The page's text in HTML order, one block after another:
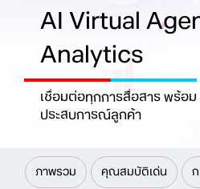
AI Virtual
Analytics
เชื่อมต่อทุกการสื่อสาร พร้อ
ประสบการณ์ลูกค้า
ภาพรวม คุณสมบัติเด่น